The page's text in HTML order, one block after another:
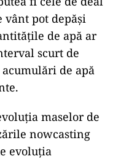
vânt pot depăși
de apă ar
scurt de
de apă
maselor de
nowcasting
evoluția